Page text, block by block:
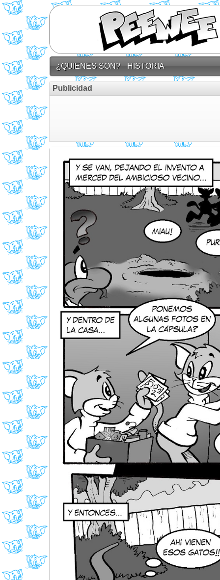
¿QUIENES SON? HISTORIA
Publicidad